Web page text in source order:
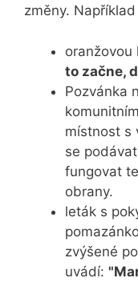
změny.
oranžovou
to začne,
Pozvánka
místnost s
se
fungovat
obrany.
leták s
zvýšené
uvádí: